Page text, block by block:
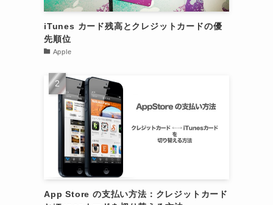
iTunes カード残高とクレジットカードの優
先順位
Apple
App Store の支払い方法：クレジットカード